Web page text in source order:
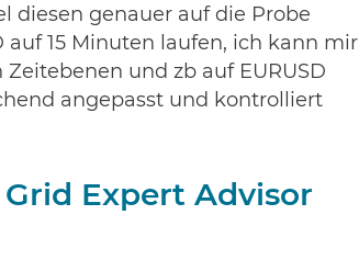
diesen genauer auf die Probe
auf 15 Minuten laufen, ich kann mir
und zb auf EURUSD
angepasst und kontrolliert
Expert Advisor